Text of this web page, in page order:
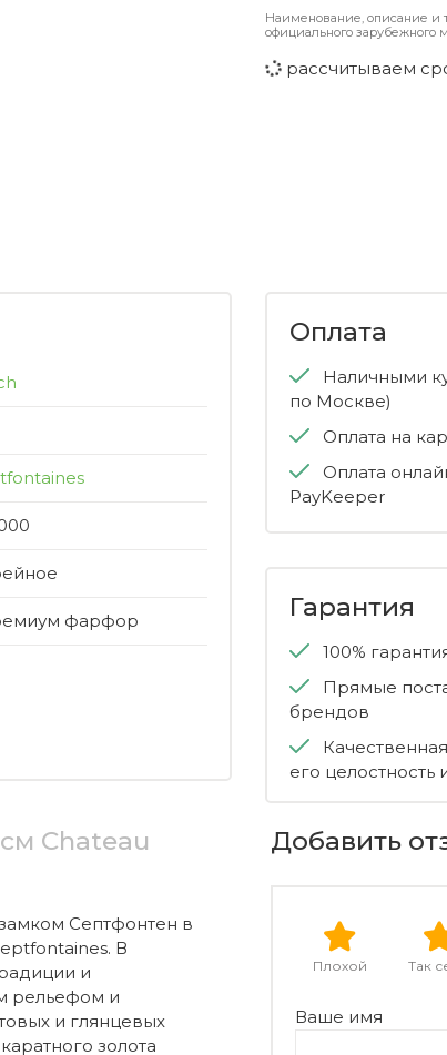
Наименование, описание и
официального зарубежного
рассчитываем
фарфор
Оплата
Наличными
по Москве)
Оплата на
Оплата
PayKeeper
Гарантия
100%
Прямые
брендов
его целостность
Chateau
Септфонтен в
В
и
рельефом и
и глянцевых
золота
Добавить
Так
Плохой
Ваше имя